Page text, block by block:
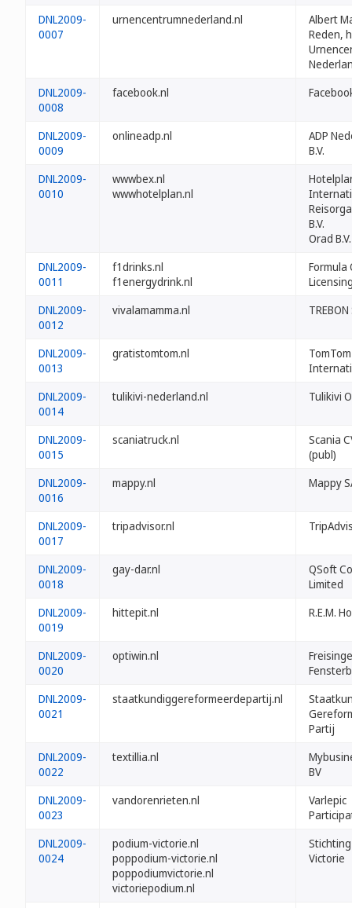
DNL2009-
0007
urnencentrumnederland.nl
Albert
Reden,
DNL2009-
0008
facebook.nl
DNL2009-
0009
onlineadp.nl
ADP
B.V.
DNL2009-
0010
wwwbex.nl
wwwhotelplan.nl
B.V.
Orad B.V.
DNL2009-
0011
f1drinks.nl
f1energydrink.nl
Formula
DNL2009-
0012
vivalamamma.nl TREBON
DNL2009-
0013
gratistomtom.nl
TomTom
DNL2009-
0014
tulikivi-nederland.nl Tulikivi
DNL2009-
0015
scaniatruck.nl
Scania
(publ)
DNL2009-
0016
mappy.nl Mappy
DNL2009-
0017
tripadvisor.nl
DNL2009-
0018
gay-dar.nl
QSoft
Limited
DNL2009-
0019
hittepit.nl R.E.M.
DNL2009-
0020
optiwin.nl
DNL2009-
0021
staatkundiggereformeerdepartij.nl
Partij
DNL2009-
0022
textillia.nl
BV
DNL2009-
0023
vandorenrieten.nl
Varlepic
DNL2009-
0024
podium-victorie.nl
poppodium-victorie.nl
poppodiumvictorie.nl
victoriepodium.nl
Victorie